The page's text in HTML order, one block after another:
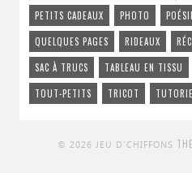
PETITS CADEAUX
PHOTO
QUELQUES PAGES
RIDEAUX
SAC À TRUCS
TABLEAU EN TISSU
TOUT-PETITS
TRICOT
© 2026 JEU D'CHIFFONS